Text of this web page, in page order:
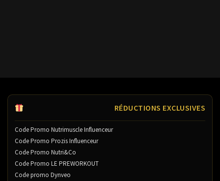
RÉDUCTIONS EXCLUSIVES
Code Promo Nutrimuscle Influenceur
Code Promo Prozis Influenceur
Code Promo Nutri&Co
Code Promo LE PREWORKOUT
Code promo Dynveo